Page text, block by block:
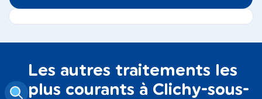
Les autres traitements les
plus courants à Clichy-sous-